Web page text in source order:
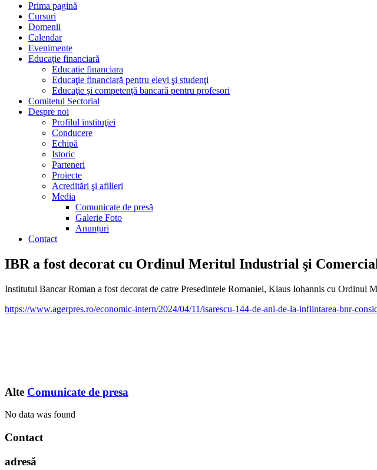
Prima pagină
Cursuri
Domenii
Calendar
Evenimente
Educație financiară
Educatie financiara
Educaţie financiară pentru elevi şi studenţi
Educaţie şi competenţă bancară pentru profesori
Comitetul Sectorial
Despre noi
Profilul instituţiei
Conducere
Echipă
Istoric
Parteneri
Proiecte
Acreditări şi afilieri
Media
Comunicate de presă
Galerie Foto
Anunțuri
Contact
IBR a fost decorat cu Ordinul Meritul Industrial şi
Institutul Bancar Roman a fost decorat de catre Presedintele Romaniei, Klaus Iohannis cu
https://www.agerpres.ro/economic-intern/2024/04/11/isarescu-144-de-ani-de-la-infiintarea-bnr-
Alte Comunicate de presa
No data was found
Contact
adresă